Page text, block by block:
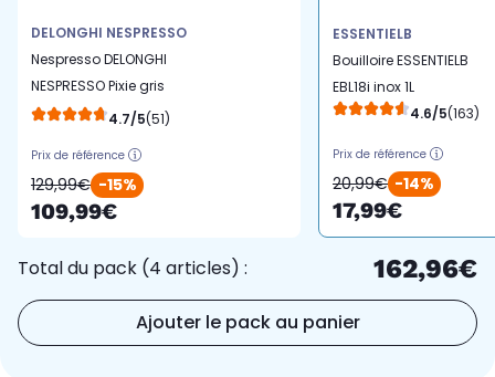
DELONGHI NESPRESSO
Nespresso DELONGHI
NESPRESSO Pixie gris
metal EN127.S4.7/5(51)
Prix de référence
129,99€ -15%
109,99€
ESSENTIELB
Bouilloire ESSENTIELB
EBL18i inox 1L
4.6/5(163)
Prix de référence
20,99€ -14%
17,99€
Total du pack (4 articles) : 162,96€
Ajouter le pack au panier